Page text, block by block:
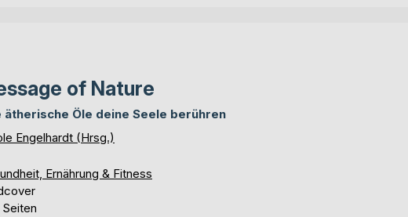
of Nature
ätherische Öle deine Seele berühren
Engelhardt (Hrsg.)
Ernährung & Fitness